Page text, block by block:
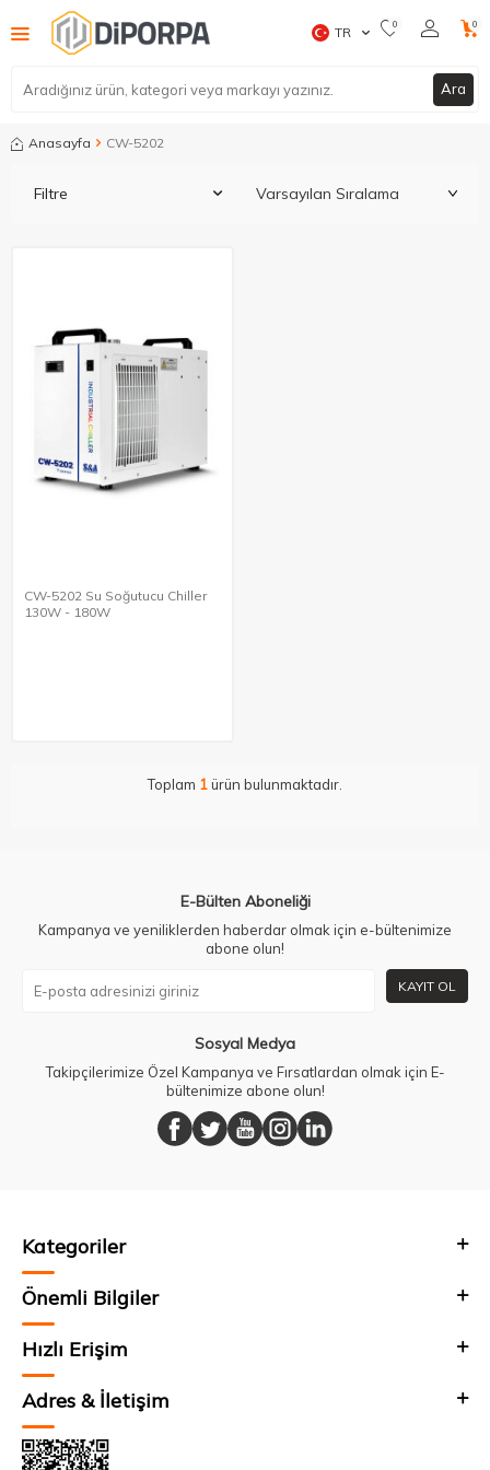
Ara
TR 0 0
Anasayfa CW-5202
Filtre
CW-5202 Su Soğutucu Chiller
130W - 180W
Toplam 1ürün bulunmaktadır.
E-Bülten Aboneliği
Kampanya ve yeniliklerden haberdar olmak için e-bültenimize
abone olun!
KAYIT OL
Sosyal Medya
Takipçilerimize Özel Kampanya ve Fırsatlardan olmak için E-
bültenimize abone olun!
Kategoriler
Önemli Bilgiler
Hızlı Erişim
Adres & İletişim